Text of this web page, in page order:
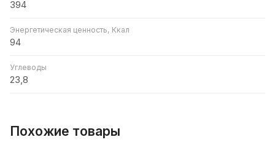
394
Энергетическая ценность, Ккал
94
Углеводы
23,8
Похожие товары